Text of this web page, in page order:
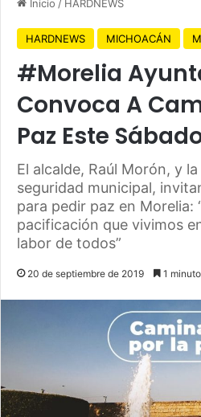
Inicio / HARDNEWS
HARDNEWS MICHOACÁN
#Morelia
Convoca A
Paz Este
El alcalde, Raúl Morón, y
seguridad municipal,
para pedir paz en Morelia:
pacificación que vivimos
labor de todos”
20 de septiembre de 2019 1